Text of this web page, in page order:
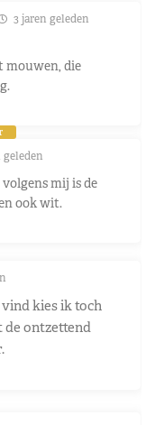
3 jaren geleden
mouwen, die
geleden
mij is de
ook wit.
kies ik toch
ontzettend